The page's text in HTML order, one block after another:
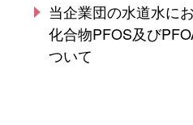
当企業団の水道水に
化合物PFOS及び
ついて